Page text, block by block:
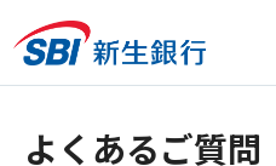
よくあるご質問